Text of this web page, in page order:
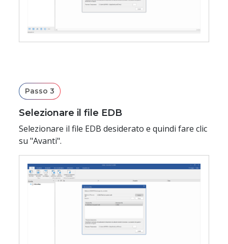
Finestra Salva caselle di posta
Passo 27: Stato di archiviazione delle caselle di posta
Passo 3
Selezionare il file EDB
Selezionare il file EDB desiderato e quindi fare clic
su "Avanti".